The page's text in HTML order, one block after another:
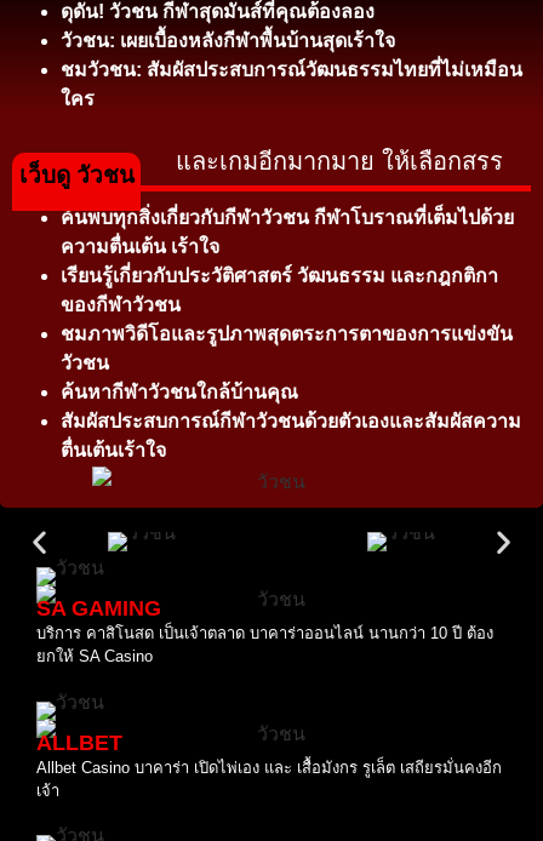
ดุดัน! วัวชน กีฬาสุดมันส์ที่คุณต้องลอง
วัวชน: เผยเบื้องหลังกีฬาพื้นบ้านสุดเร้าใจ
ชมวัวชน: สัมผัสประสบการณ์วัฒนธรรมไทยที่ไม่เหมือน
ใคร
และเกมอีกมากมาย ให้เลือกสรร
ค้นพบทุกสิ่งเกี่ยวกับกีฬาวัวชน กีฬาโบราณที่เต็มไปด้วย
ความตื่นเต้น เร้าใจ
เรียนรู้เกี่ยวกับประวัติศาสตร์ วัฒนธรรม และกฎกติกา
ของกีฬาวัวชน
ชมภาพวิดีโอและรูปภาพสุดตระการตาของการแข่งขัน
วัวชน
ค้นหากีฬาวัวชนใกล้บ้านคุณ
สัมผัสประสบการณ์กีฬาวัวชนด้วยตัวเองและสัมผัสความ
ตื่นเต้นเร้าใจ
เว็บดู วัวชน
SA GAMING
บริการ คาสิโนสด เป็นเจ้าตลาด บาคาร่าออนไลน์ นานกว่า 10 ปี ต้อง
ยกให้ SA Casino
ALLBET
Allbet Casino บาคาร่า เปิดไพ่เอง และ เสื้อมังกร รูเล็ต เสถียรมั่นคงอีก
เจ้า